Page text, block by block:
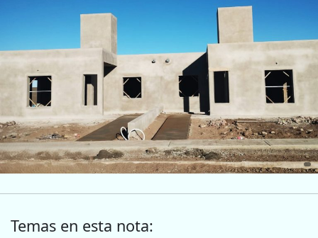
Temas en esta nota: